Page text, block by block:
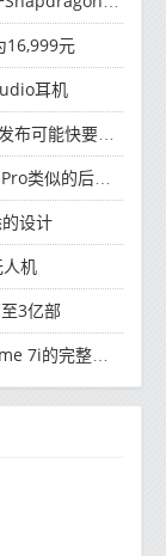
16,999元
耳机
能快要结束了
似的后部设计
设计
机
3亿部
格并导致泄漏